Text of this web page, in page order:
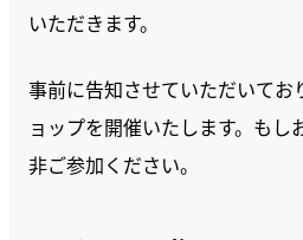
いただきます。
事前に告知させていただいてお
ョップを開催いたします。もし
非ご参加ください。